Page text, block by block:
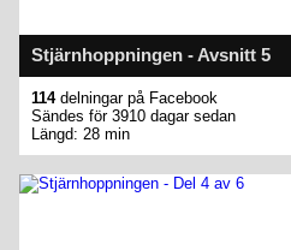
Stjärnhoppningen - Avsnitt 5
114delningar på Facebook
Sändes för 3910 dagar sedan
Längd: 28 min